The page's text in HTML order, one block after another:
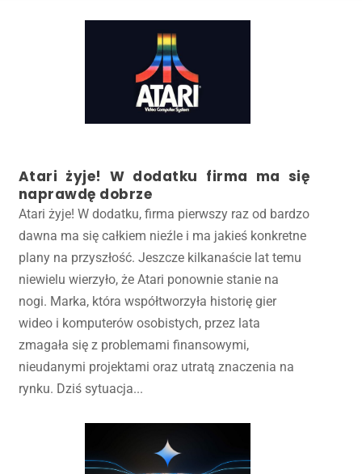
Atari żyje! W dodatku firma ma się
naprawdę dobrze
Atari żyje! W dodatku, firma pierwszy raz od bardzo
dawna ma się całkiem nieźle i ma jakieś konkretne
plany na przyszłość. Jeszcze kilkanaście lat temu
niewielu wierzyło, że Atari ponownie stanie na
nogi. Marka, która współtworzyła historię gier
wideo i komputerów osobistych, przez lata
zmagała się z problemami finansowymi,
nieudanymi projektami oraz utratą znaczenia na
rynku. Dziś sytuacja...